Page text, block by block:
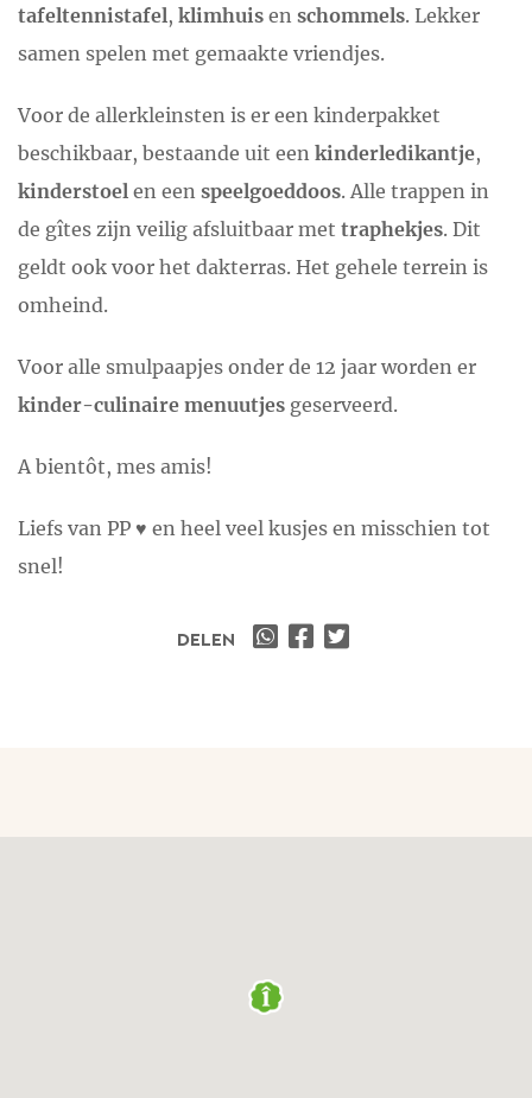
tafeltennistafel, klimhuis en schommels. Lekker
samen spelen met gemaakte vriendjes.
Voor de allerkleinsten is er een kinderpakket
beschikbaar, bestaande uit een kinderledikantje,
kinderstoel en een speelgoeddoos. Alle trappen in
de gîtes zijn veilig afsluitbaar met traphekjes. Dit
geldt ook voor het dakterras. Het gehele terrein is
omheind.
Voor alle smulpaapjes onder de 12 jaar worden er
kinder-culinaire menuutjes geserveerd.
A bientôt, mes amis!
Liefs van PP ♥ en heel veel kusjes en misschien tot
snel!
DELEN